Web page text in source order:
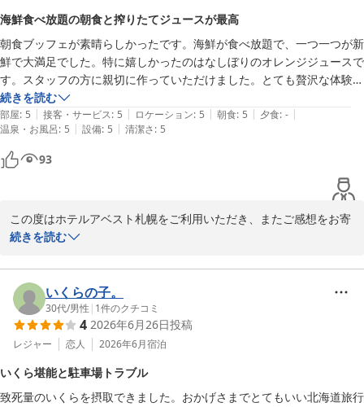
で助かりました。
の設備など、ご滞在中のさまざまな点についてもご評価いただきあ
りがとうございます。
一方で、ユニットバスの広さや工事による眺望につきましては、ご
期待に添えず申し訳ございませんでした。設備面はすぐに改善が難
しい部分もございますが、いただいたご意見を参考に、より快適に
お過ごしいただけるホテルづくりに努めてまいります。
また札幌へお越しの際には、ぜひホテルアベスト札幌へお立ち寄り
くださいませ。スタッフ一同、再びお迎えできます日を心よりお待
ホテルアベスト札幌
ホテルアベスト札幌
2026-07-24
海鮮食べ放題の朝食と搾りたてジュースが最高
朝食ブッフェが素晴らしかったです。海鮮が食べ放題で、一つ一つが新
鮮で大満足でした。特に嬉しかったのはなしぼりのオレンジジュースで
す。スタッフの方に親切に作っていただけました。とても贅沢な体験で
した。
立地も狸小路近くで繁華街へのアクセスがよく、便利でした。
また利用したいです。ありがとうございました。
続きを読む
部屋: 5 | 接客・サービス: 5 | ロケーション: 5 | 朝食: 5 | 夕食: - |
温泉・お風呂: 5 | 設備: 5 | 清潔さ: 5
93
この度はホテルアベスト札幌をご利用いただき、またご感想をお寄
せいただき誠にありがとうございます。
ご朝食を存分にお楽しみいただけたご様子を伺い、大変嬉しく拝読
いたしました。新鮮な海鮮や搾りたてのオレンジジュースをお気に
召していただき、スタッフの対応にも温かいお言葉を頂戴し、励み
になります。
で何よりでございます。
続きを読む
いくらの子。
30代/男性 | 1件のクチコミ
4 2026年6月26日投稿
レジャー 恋人 2026年6月宿泊
いくら堪能と駐車場トラブル
致死量のいくらを摂取できました。おかげさまでとてもいい北海道旅行